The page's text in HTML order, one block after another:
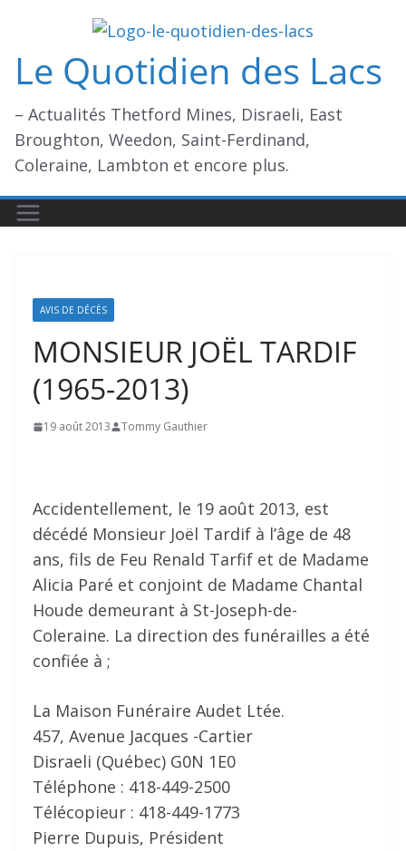
contenu
Le Quotidien des Lacs
– Actualités Thetford Mines, Disraeli, East
Broughton, Weedon, Saint-Ferdinand,
Coleraine, Lambton et encore plus.
AVIS DE DÉCÈS
MONSIEUR JOËL TARDIF
(1965-2013)
19 août 2013 Tommy Gauthier
Accidentellement, le 19 août 2013, est
décédé Monsieur Joël Tardif à l’âge de 48
ans, fils de Feu Renald Tarfif et de Madame
Alicia Paré et conjoint de Madame Chantal
Houde demeurant à St-Joseph-de-
Coleraine. La direction des funérailles a été
confiée à ;
La Maison Funéraire Audet Ltée.
457, Avenue Jacques -Cartier
Disraeli (Québec) G0N 1E0
Téléphone : 418-449-2500
Télécopieur : 418-449-1773
Pierre Dupuis, Président